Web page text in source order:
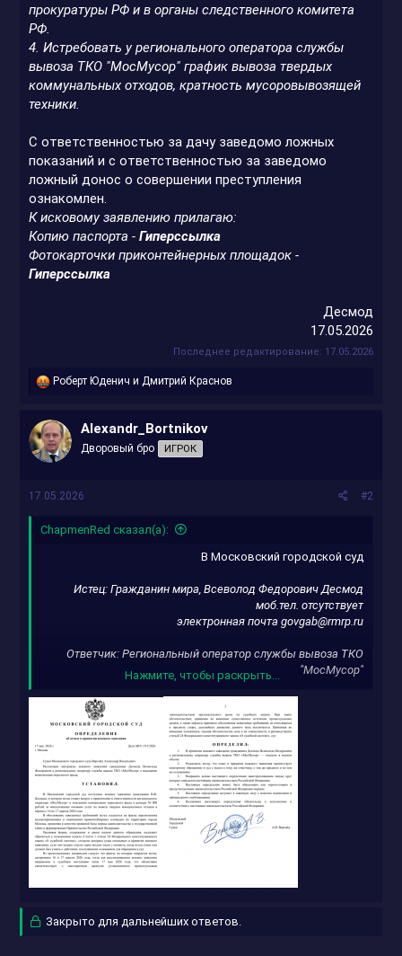
прокуратуры РФ и в органы следственного комитета
РФ.
4. Истребовать у регионального оператора службы
вывоза ТКО "МосМусор" график вывоза твердых
коммунальных отходов, кратность мусоровывозящей
техники.
С ответственностью за дачу заведомо ложных
показаний и с ответственностью за заведомо
ложный донос о совершении преступления
ознакомлен.
К исковому заявлению прилагаю:
Копию паспорта -Гиперссылка
Фотокарточки приконтейнерных площадок -
Гиперссылка
Десмод
17.05.2026​
Последнее редактирование: 17.05.2026
Р
к
ц
и
и
Роберт Юденич иДмитрий Краснов
Alexandr_Bortnikov
Дворовый бро ИГРОК
17.05.2026 #2
ChapmenRed сказал(а):
В Московский городской суд
Истец: Гражданин мира, Всеволод Федорович Десмод
моб.тел. отсутствует
электронная почта govgab@rmrp.ru
Ответчик: Региональный оператор службы вывоза ТКО
"МосМусор"
Исковое заявление
Я, Десмод Всеволод Федорович, являясь гражданином
мира, в рамках реализации своих естественных прав на
благоприятную окружающую среду и осуществления
внеплановой инспекции мира и его окрестностей, на
территории города Москвы в период с 16 по 17 апреля
2026 года собственноручно зафиксировал на всей
территории города Москвы факты систематического
переполнения мусороприемников (контейнеров для
накопления твердых коммунальных отходов) и
повсеместного засорения приконтейнерных площадок
и времени съемки. Указанные обстоятельства
Нажмите, чтобы раскрыть...
Закрыто для дальнейших ответов.